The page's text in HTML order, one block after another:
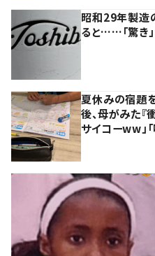
昭和29年製造
ると……「驚き」
夏休みの宿題
後、母がみた『
サイコーww」